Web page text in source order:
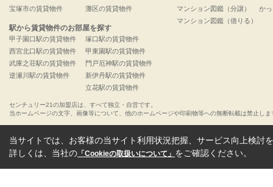
宝塚市の賃貸物件
灘区の賃貸物件
駅から賃貸物件のお部屋を探す
甲子園口駅の賃貸物件
西宮北口駅の賃貸物件
武庫之荘駅の賃貸物件
逆瀬川駅の賃貸物件
塚口駅の賃貸物件
甲東園駅の賃貸物件
門戸厄神駅の賃貸物件
新伊丹駅の賃貸物件
立花駅の賃貸物件
マンション図鑑（分譲）
マンション図鑑（借りる）
か
センチュリー21の加盟店は、すべて独立・自営です。
当ホームページの文字、画像等について、他のホームページや印刷物等への無断転載は禁止しま
当サイトでは、お客様の当サイト利用状況把握、サービス向上検討
詳しくは、当社の 「Cookieの取扱いについて」 をご確認ください。